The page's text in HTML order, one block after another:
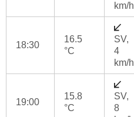
km/h
18:30
16.5
°C
SV,
4
km/h
19:00
15.8
°C
SV,
8